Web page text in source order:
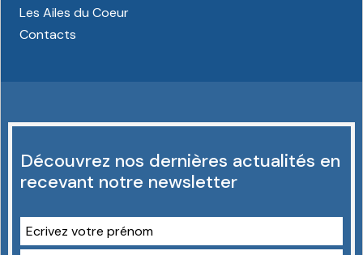
Les Ailes du Coeur
Contacts
Découvrez nos dernières actualités en
recevant notre newsletter